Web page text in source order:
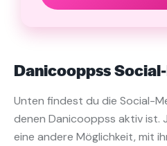
Danicooppss
Unten findest du die Social-
denen Danicooppss aktiv ist.
eine andere Möglichkeit, mit